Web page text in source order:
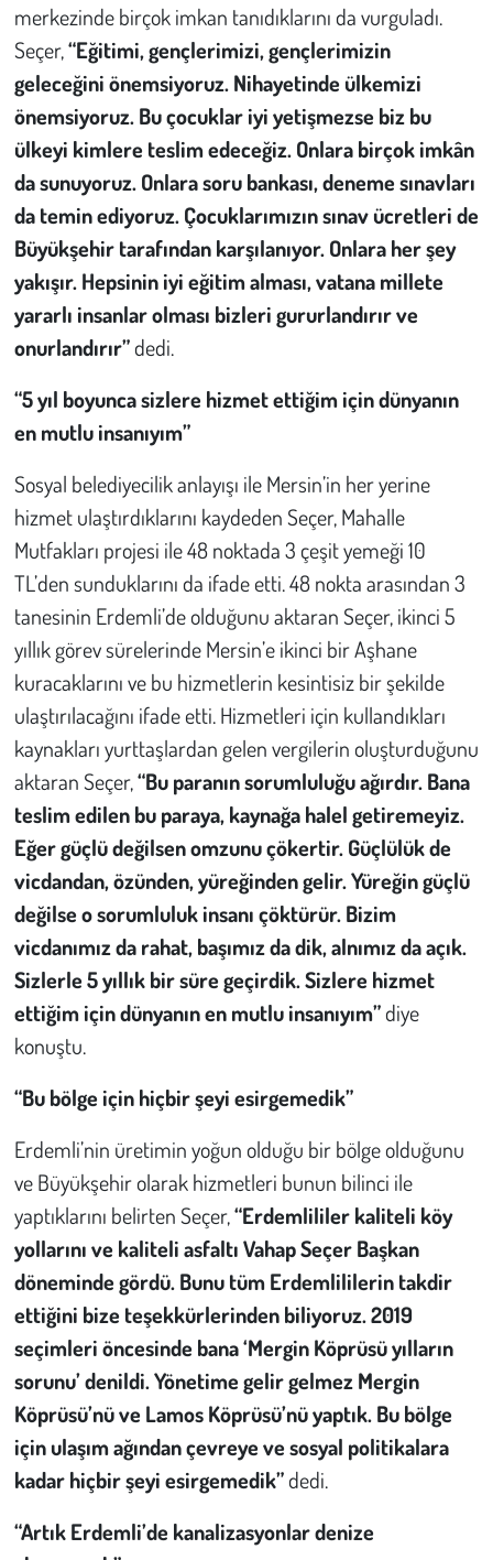
merkezinde birçok imkan tanıdıklarını da vurguladı.
Seçer,“Eğitimi, gençlerimizi, gençlerimizin
geleceğini önemsiyoruz. Nihayetinde ülkemizi
önemsiyoruz. Bu çocuklar iyi yetişmezse biz bu
ülkeyi kimlere teslim edeceğiz. Onlara birçok imkân
da sunuyoruz. Onlara soru bankası, deneme sınavları
da temin ediyoruz. Çocuklarımızın sınav ücretleri de
Büyükşehir tarafından karşılanıyor. Onlara her şey
yakışır. Hepsinin iyi eğitim alması, vatana millete
yararlı insanlar olması bizleri gururlandırır ve
onurlandırır”dedi.
“5 yıl boyunca sizlere hizmet ettiğim için dünyanın
en mutlu insanıyım”
Sosyal belediyecilik anlayışı ile Mersin’in her yerine
hizmet ulaştırdıklarını kaydeden Seçer, Mahalle
Mutfakları projesi ile 48 noktada 3 çeşit yemeği 10
TL’den sunduklarını da ifade etti. 48 nokta arasından 3
tanesinin Erdemli’de olduğunu aktaran Seçer, ikinci 5
yıllık görev sürelerinde Mersin’e ikinci bir Aşhane
kuracaklarını ve bu hizmetlerin kesintisiz bir şekilde
ulaştırılacağını ifade etti. Hizmetleri için kullandıkları
kaynakları yurttaşlardan gelen vergilerin oluşturduğunu
aktaran Seçer,“Bu paranın sorumluluğu ağırdır. Bana
teslim edilen bu paraya, kaynağa halel getiremeyiz.
Eğer güçlü değilsen omzunu çökertir. Güçlülük de
vicdandan, özünden, yüreğinden gelir. Yüreğin güçlü
değilse o sorumluluk insanı çöktürür. Bizim
vicdanımız da rahat, başımız da dik, alnımız da açık.
Sizlerle 5 yıllık bir süre geçirdik. Sizlere hizmet
ettiğim için dünyanın en mutlu insanıyım”diye
konuştu.
“Bu bölge için hiçbir şeyi esirgemedik”
Erdemli’nin üretimin yoğun olduğu bir bölge olduğunu
ve Büyükşehir olarak hizmetleri bunun bilinci ile
yaptıklarını belirten Seçer,“Erdemlililer kaliteli köy
yollarını ve kaliteli asfaltı Vahap Seçer Başkan
döneminde gördü. Bunu tüm Erdemlililerin takdir
ettiğini bize teşekkürlerinden biliyoruz. 2019
seçimleri öncesinde bana‘Mergin Köprüsü yılların
sorunu’denildi. Yönetime gelir gelmez Mergin
Köprüsü’nü ve Lamos Köprüsü’nü yaptık. Bu bölge
için ulaşım ağından çevreye ve sosyal politikalara
kadar hiçbir şeyi esirgemedik”dedi.
“Artık Erdemli’de kanalizasyonlar denize